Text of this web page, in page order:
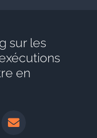
sur les
en